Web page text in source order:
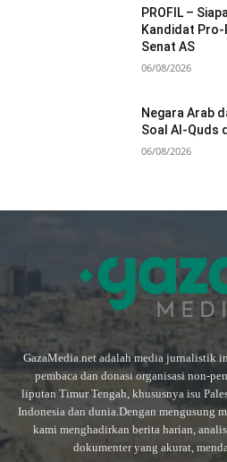
PROFIL –
Kandidat Pro-
Senat AS
06/08/2026
Negara Arab
Soal Al-Quds
06/08/2026
GazaMedia.net adalah media jurnalistik
pembaca dan donasi organisasi non-
liputan Timur Tengah, khususnya isu
Indonesia dan dunia.Dengan mengusung
kami menghadirkan berita harian,
dokumenter yang akurat,